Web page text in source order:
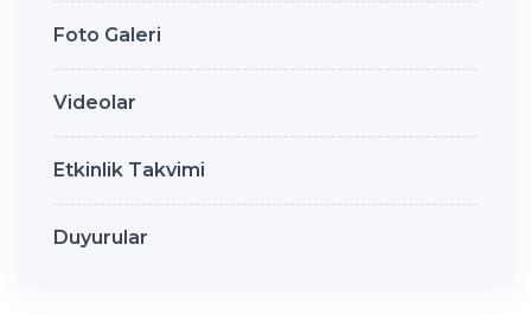
Foto Galeri
Videolar
Etkinlik Takvimi
Duyurular